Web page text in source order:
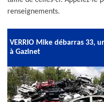
renseignements.
VERRIO Mike débarras 33,
à Gazinet